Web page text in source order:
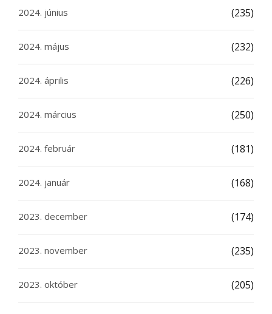
2024. június (235)
2024. május (232)
2024. április (226)
2024. március (250)
2024. február (181)
2024. január (168)
2023. december (174)
2023. november (235)
2023. október (205)